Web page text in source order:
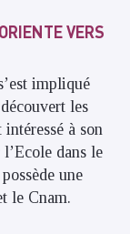
VERS
impliqué
les
à son
dans le
une
le Cnam.